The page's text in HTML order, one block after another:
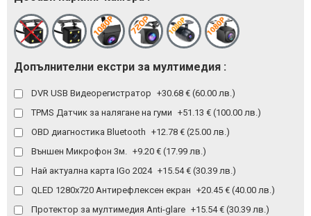
Допълнителни екстри за мултимедия :
DVR USB Видеорегистратор +30.68 € (60.00 лв.)
TPMS Датчик за налягане на гуми +51.13 € (100.00 лв.)
OBD диагностика Bluetooth +12.78 € (25.00 лв.)
Външен Микрофон 3м.
+9.20 € (17.99 лв.)
Най актуална карта IGo 2024 +15.54 € (30.39 лв.)
QLED 1280x720 Антирефлексен екран +20.45 € (40.00 лв.)
Протектор за мултимедия Anti-glare +15.54 € (30.39 лв.)